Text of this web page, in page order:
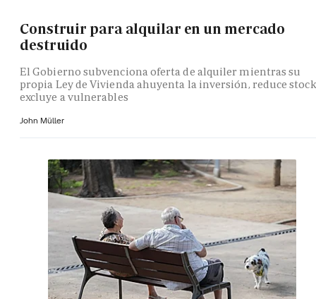
Construir para alquilar en un mercado
destruido
El Gobierno subvenciona oferta de alquiler mientras su
propia Ley de Vivienda ahuyenta la inversión, reduce
excluye a vulnerables
John Müller